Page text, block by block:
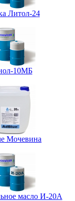
Литол-24
10МБ
Мочевина
масло И-20А